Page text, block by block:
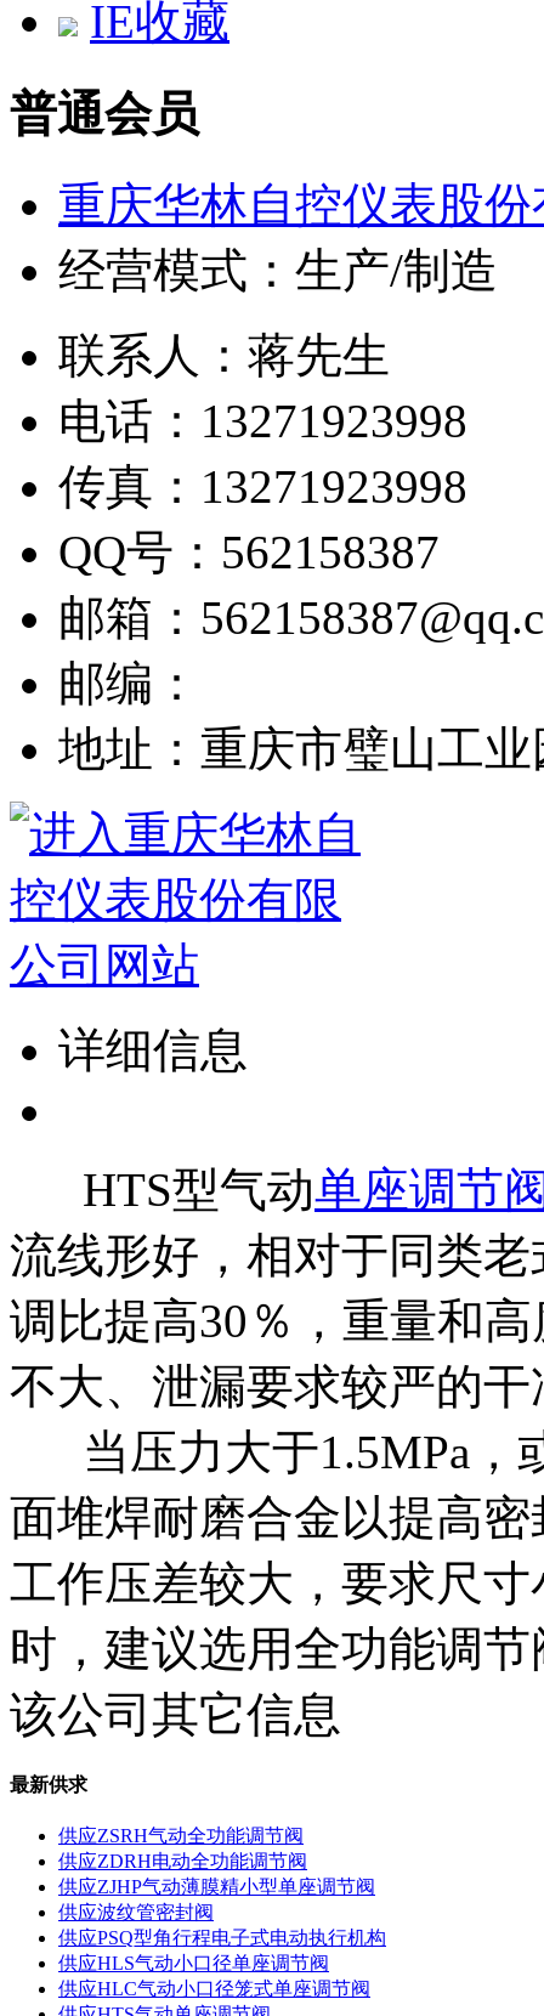
IE收藏
普通会员
重庆华林自控仪表股
经营模式：生产/制造
联系人：蒋先生
电话：13271923998
传真：13271923998
QQ号：562158387
邮箱：
邮编：
地址：重庆市璧山工
详细信息
HTS型气动单座调节
流线形好，相对于同类老
调比提高30％，重量和
不大、泄漏要求较严的
当压力大于1.5MPa，
面堆焊耐磨合金以提高
工作压差较大，要求尺
时，建议选用全功能调节
该公司其它信息
最新供求
供应ZSRH气动全功能调节阀
供应ZDRH电动全功能调节阀
供应ZJHP气动薄膜精小型单座调节阀
供应波纹管密封阀
供应PSQ型角行程电子式电动执行机构
供应HLS气动小口径单座调节阀
供应HLC气动小口径笼式单座调节阀